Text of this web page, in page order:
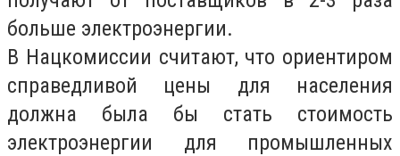
больше электроэнергии.
В Нацкомиссии считают, что ориентиром
справедливой цены для населения
должна была бы стать стоимость
электроэнергии для промышленных